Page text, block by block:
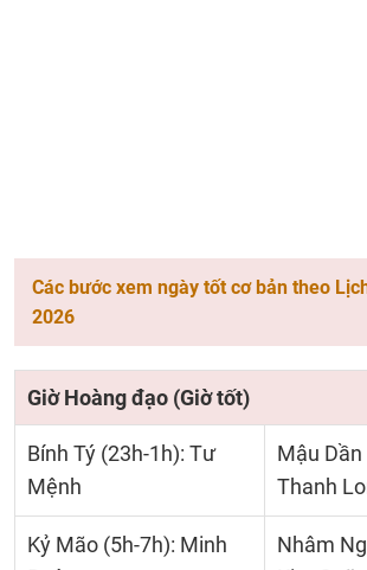
Các bước xem ngày tốt cơ bản theo
2026
Giờ Hoàng đạo (Giờ tốt)
Bính Tý (23h-1h): Tư
Mệnh
Mậu Dần
Thanh
Kỷ Mão (5h-7h): Minh
Nhâm